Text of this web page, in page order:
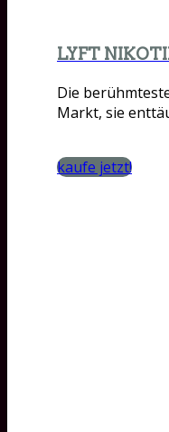
LYFT
Die
Markt, sie
kaufe jetzt!